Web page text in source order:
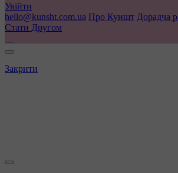
Увійти
hello@kunsht.com.ua Про Куншт Дорадча
Стати Другом
Закрити